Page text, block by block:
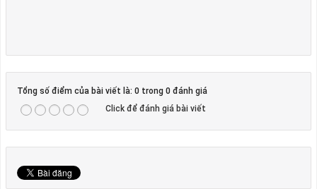
Tổng số điểm của bài viết là: 0 trong 0 đánh giá
Click để đánh giá bài viết